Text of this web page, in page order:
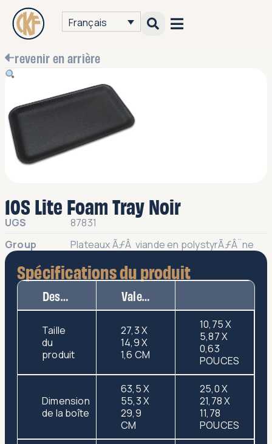
Français
revenir en arrière
10S Lite Foam Tray Noir
UGS
87831
Group
Plateaux ÃƒÂ viande en polystyrÃƒÂ¨ne
Spécifications du produit
Description Valeur
Taille
du
produit
27,3 X
14,9 X
1,6 CM
10,75 X
5,87 X
0,63
POUCES
Dimension
de la boîte
63,5 X
55,3 X
29,9
CM
25,0 X
21,78 X
11,78
POUCES